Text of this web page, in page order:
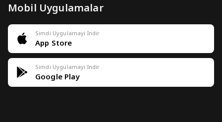
Mobil Uygulamalar
Simdi Uygulamayi Indir
App Store
Simdi Uygulamayi Indir
Google Play